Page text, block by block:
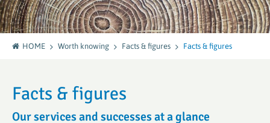
HOME Worth knowing Facts & figures Facts & figures
Facts & figures
Our services and successes at a glance